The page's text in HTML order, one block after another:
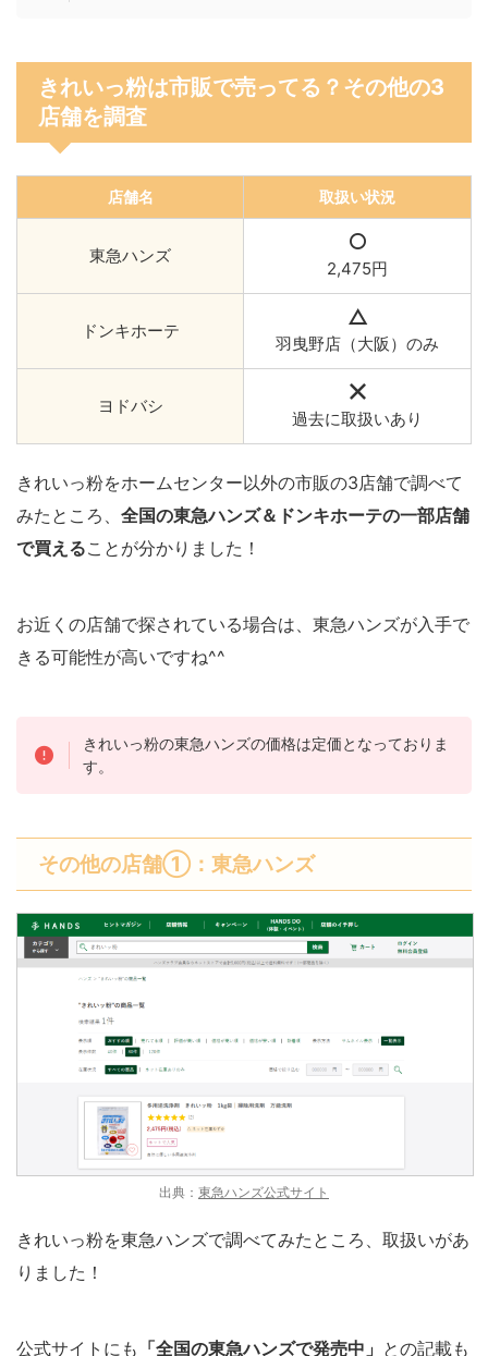
きれいっ粉は市販で売ってる？その他の3
店舗を調査
店舗名 取扱い状況
東急ハンズ
2,475円
ドンキホーテ
羽曳野店（大阪）のみ
ヨドバシ
過去に取扱いあり
きれいっ粉をホームセンター以外の市販の3店舗で調べて
みたところ、 全国の東急ハンズ＆ドンキホーテの一部店舗
で買えることが分かりました！
お近くの店舗で探されている場合は、東急ハンズが入手で
きる可能性が高いですね^^
きれいっ粉の東急ハンズの価格は定価となっておりま
す。
その他の店舗①：東急ハンズ
出典： 東急ハンズ公式サイト
きれいっ粉を東急ハンズで調べてみたところ、取扱いがあ
りました！
公式サイトにも 「全国の東急ハンズで発売中」 との記載も